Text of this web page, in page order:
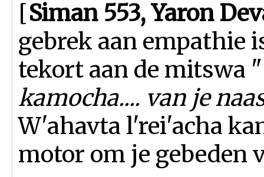
[Siman 553, Yaron
gebrek aan empathie
tekort aan de mitswa "
kamocha.... van je
W'ahavta l'rei'acha
motor om je gebeden